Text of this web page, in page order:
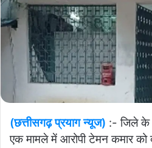
(छत्तीसगढ़ प्रयाग न्यूज) :- जिले के
एक मामले में आरोपी टेमन कमार को